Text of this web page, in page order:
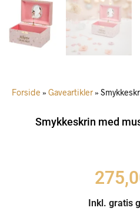
Forside » Gaveartikler »
Smykkeskrin med
Inkl. gratis